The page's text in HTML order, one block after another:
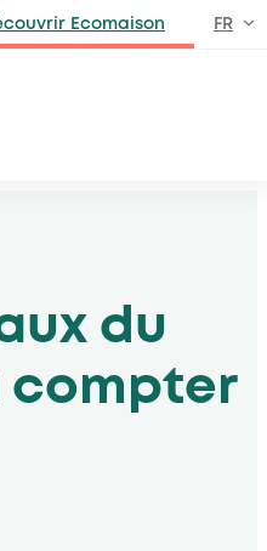
Ecomaison FR
du
compter